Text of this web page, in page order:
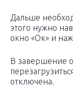
Дальше
этого нужно
окно «Ок» и
В завершение
отключена.